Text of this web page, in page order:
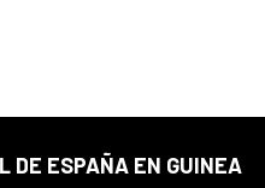
DE ESPAÑA EN GUINEA